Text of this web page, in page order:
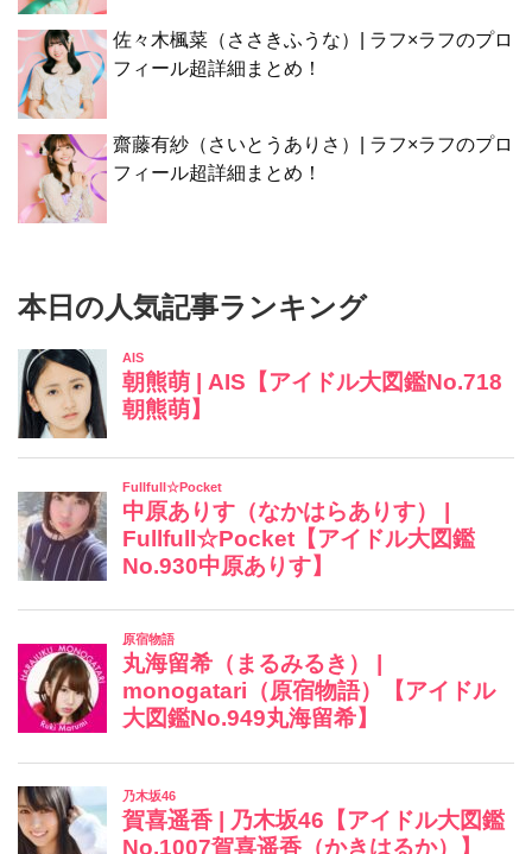
佐々木楓菜（ささきふうな）| ラフ×ラフのプロ
フィール超詳細まとめ！
齋藤有紗（さいとうありさ）| ラフ×ラフのプロ
フィール超詳細まとめ！
本日の人気記事ランキング